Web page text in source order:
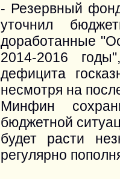
- Резервный
уточнил
доработанные
2014-2016
дефицита
несмотря на
Минфин
бюджетной
будет расти
регулярно